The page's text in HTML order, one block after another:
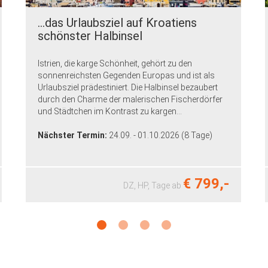
Thorn - Sensburg - Danzig - Stettin
die vorbeiziehenden Vögel und der Blick auf eine
einzigartige Seen-Landschaft - das macht die
Masuren so unverwechselbar. Hier im Herzen der
Masurischen Seenplatte...
DZ, HP, Tage ab € 999,-